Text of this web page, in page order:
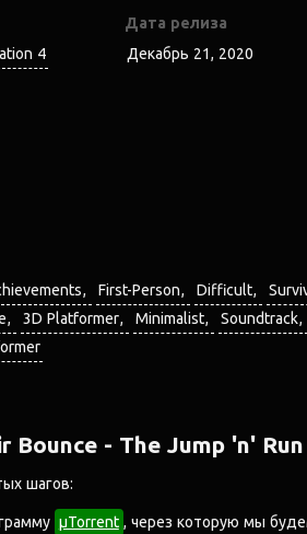
4
Дата релиза
Декабрь 21, 2020
First-Person Difficult
3D Platformer Minimalist
Soundtrack
Bounce - The Jump 'n'
шагов:
μTorrent , через которую мы